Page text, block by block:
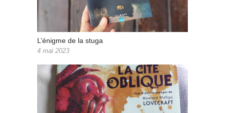
L’énigme de la stuga
4 mai 2023